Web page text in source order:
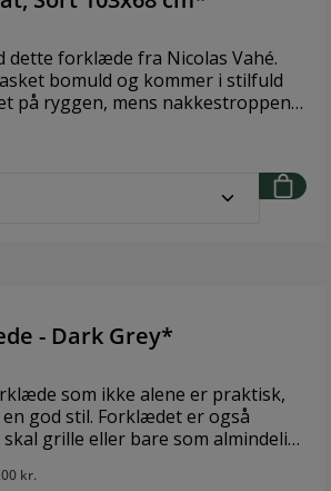
dette forklæde fra Nicolas Vahé.
bomuld og kommer i stilfuld
på ryggen, mens nakkestroppen
være de rummelige lommer i
er der plads til alle de gadgets,
du kreerer et lækkert måltid til
du bare lægger sidste hånd på
- Dark Grey*
som ikke alene er praktisk,
god stil. Forklædet er også
grille eller bare som almindeligt
GOTSkr.